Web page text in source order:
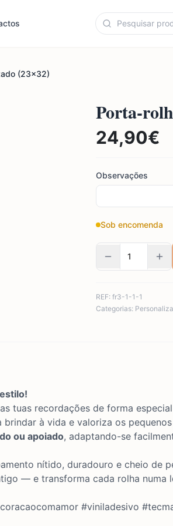
(23x32)
Porta-
24,90€
Observações
Sob encomenda
REF: fr3-1-1-1
Categorias:
tuas recordações de forma especial
brindar à vida e valoriza os
ou apoiado, adaptando-se
nítido, duradouro e cheio de
— e transforma cada rolha numa
#viniladesivo